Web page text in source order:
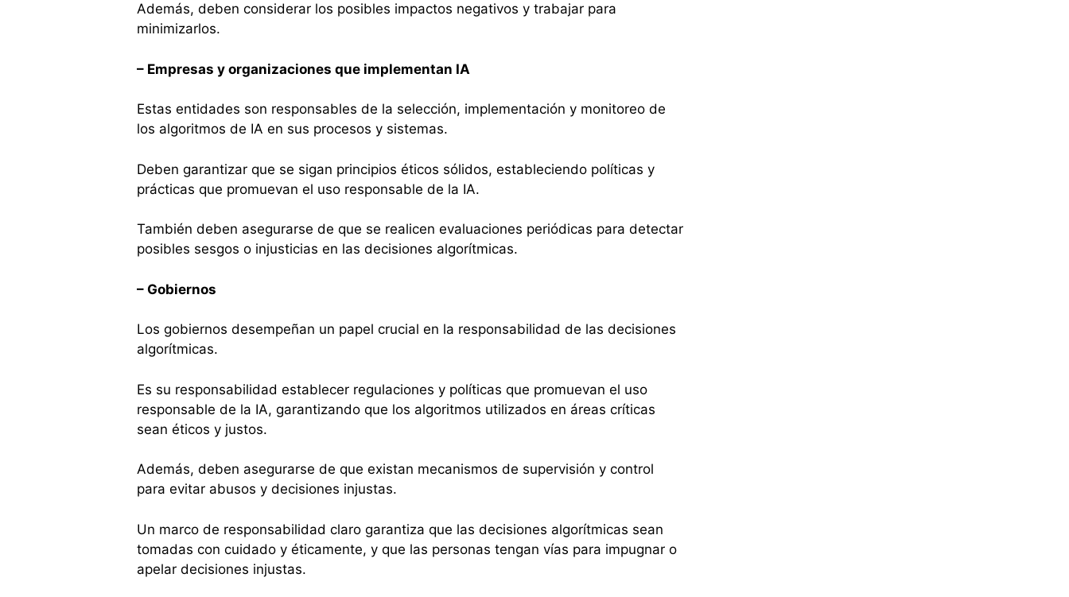
Además, deben considerar los posibles impactos negativos y trabajar para
minimizarlos.
– Empresas y organizaciones que implementan IA
Estas entidades son responsables de la selección, implementación y monitoreo de
los algoritmos de IA en sus procesos y sistemas.
Deben garantizar que se sigan principios éticos sólidos, estableciendo políticas y
prácticas que promuevan el uso responsable de la IA.
También deben asegurarse de que se realicen evaluaciones periódicas para detectar
posibles sesgos o injusticias en las decisiones algorítmicas.
– Gobiernos
Los gobiernos desempeñan un papel crucial en la responsabilidad de las decisiones
algorítmicas.
Es su responsabilidad establecer regulaciones y políticas que promuevan el uso
responsable de la IA, garantizando que los algoritmos utilizados en áreas críticas
sean éticos y justos.
Además, deben asegurarse de que existan mecanismos de supervisión y control
para evitar abusos y decisiones injustas.
Un marco de responsabilidad claro garantiza que las decisiones algorítmicas sean
tomadas con cuidado y éticamente, y que las personas tengan vías para impugnar o
apelar decisiones injustas.